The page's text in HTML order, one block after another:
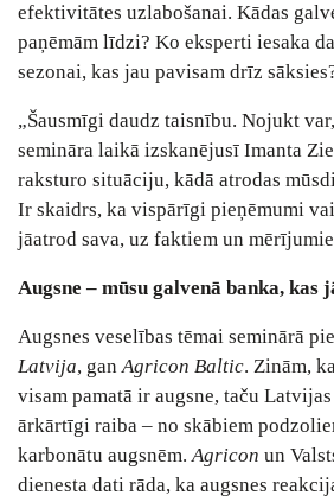
efektivitātes uzlabošanai. Kādas
paņēmām līdzi? Ko eksperti iesaka
sezonai, kas jau pavisam drīz
„Šausmīgi daudz taisnību. Nojukt
semināra laikā izskanējusī Imanta
raksturo situāciju, kādā atrodas
Ir skaidrs, ka vispārīgi pieņēmumi
jāatrod sava, uz faktiem un
Augsne – mūsu galvenā banka, kas
Augsnes veselības tēmai seminārā
Latvija, ganAgricon Baltic. Zinām,
visam pamatā ir augsne, taču
ārkārtīgi raiba – no skābiem
karbonātu augsnēm.Agricon un
dienesta dati rāda, ka augsnes